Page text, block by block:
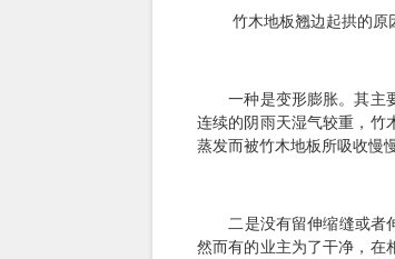
竹木地板翘边起拱的原因
一种是变形膨胀。其主要
连续的阴雨天湿气较重，竹
蒸发而被竹木地板所吸收慢
二是没有留伸缩缝或者伸
然而有的业主为了干净，在